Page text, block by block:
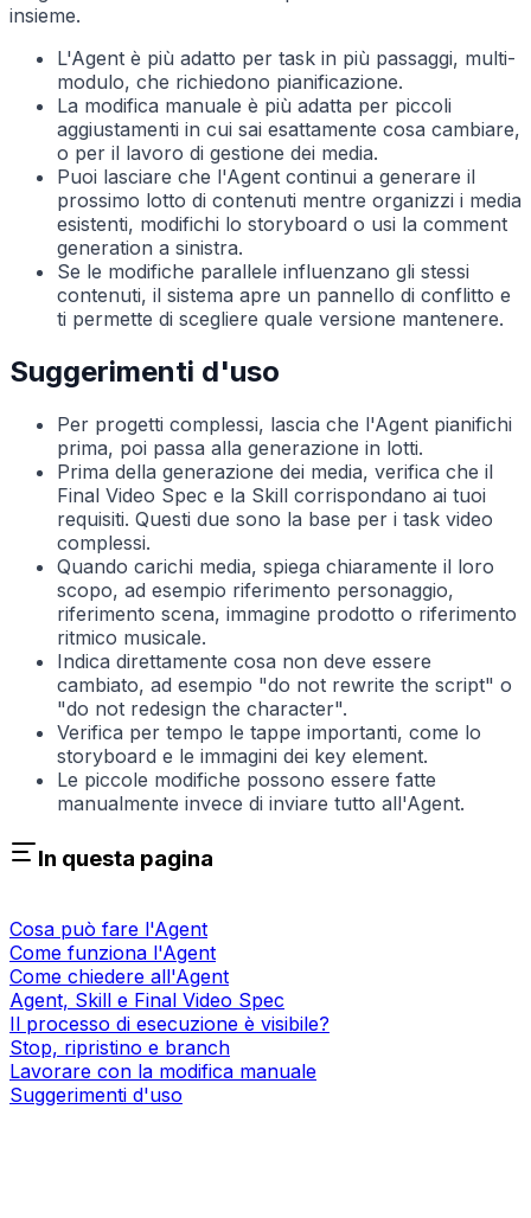
insieme.
L'Agent è più adatto per task in più passaggi, multi-
modulo, che richiedono pianificazione.
La modifica manuale è più adatta per piccoli
aggiustamenti in cui sai esattamente cosa cambiare,
o per il lavoro di gestione dei media.
Puoi lasciare che l'Agent continui a generare il
prossimo lotto di contenuti mentre organizzi i media
esistenti, modifichi lo storyboard o usi la comment
generation a sinistra.
Se le modifiche parallele influenzano gli stessi
contenuti, il sistema apre un pannello di conflitto e
ti permette di scegliere quale versione mantenere.
Suggerimenti d'uso
Per progetti complessi, lascia che l'Agent pianifichi
prima, poi passa alla generazione in lotti.
Prima della generazione dei media, verifica che il
Final Video Spec e la Skill corrispondano ai tuoi
requisiti. Questi due sono la base per i task video
complessi.
Quando carichi media, spiega chiaramente il loro
scopo, ad esempio riferimento personaggio,
riferimento scena, immagine prodotto o riferimento
ritmico musicale.
Indica direttamente cosa non deve essere
cambiato, ad esempio "do not rewrite the script" o
"do not redesign the character".
Verifica per tempo le tappe importanti, come lo
storyboard e le immagini dei key element.
Le piccole modifiche possono essere fatte
manualmente invece di inviare tutto all'Agent.
In questa pagina
Cosa può fare l'Agent
Come funziona l'Agent
Come chiedere all'Agent
Agent, Skill e Final Video Spec
Il processo di esecuzione è visibile?
Stop, ripristino e branch
Lavorare con la modifica manuale
Suggerimenti d'uso